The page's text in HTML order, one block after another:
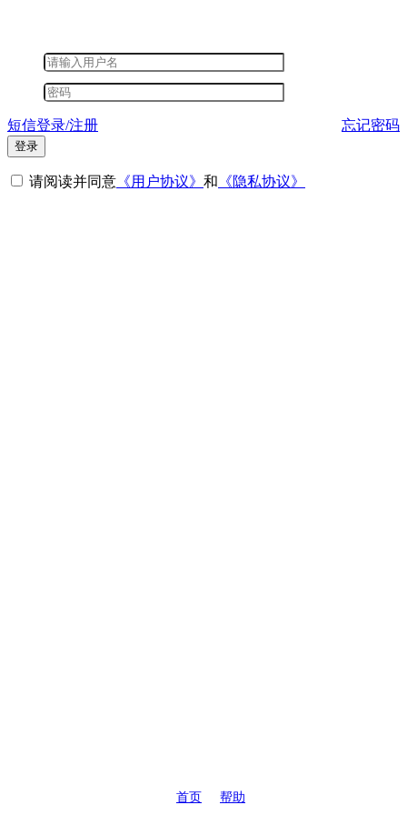
短信登录/注册 忘记密码
登录
请阅读并同意 《用户协议》 和 《隐私协议》
首页 帮助